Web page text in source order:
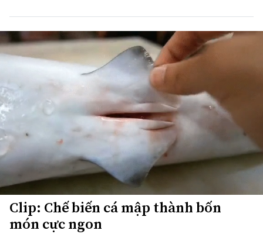
Clip: Chế biến cá mập thành bốn
món cực ngon